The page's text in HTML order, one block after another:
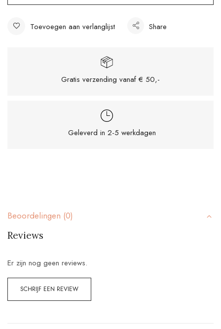
Toevoegen aan verlanglijst Share
Gratis verzending vanaf € 50,-
Geleverd in 2-5 werkdagen
Beoordelingen (0)
Reviews
Er zijn nog geen reviews.
SCHRIJF EEN REVIEW
Mijn naam, e-mail en site opslaan in deze
browser voor de volgende keer wanneer ik